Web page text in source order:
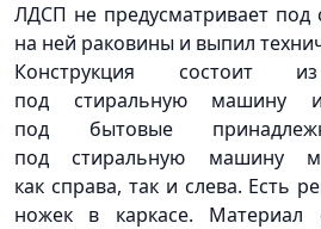
ЛДСП не предусматривает под
на ней раковины и выпил
Конструкция состоит
под стиральную машину
под бытовые
под стиральную машину
как справа, так и слева. Есть
ножек в каркасе. Материал